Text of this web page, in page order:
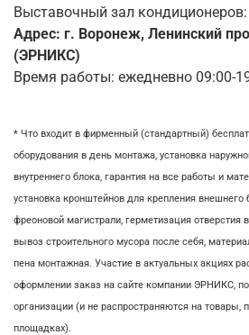
Выставочный зал кондиционеров:
Адрес: г. Воронеж, Ленинский
(ЭРНИКС)
Время работы: ежедневно 09:00-
* Что входит в фирменный (стандартный)
оборудования в день монтажа, установка
внутреннего блока, гарантия на все работы и
установка кронштейнов для крепления внешнего
фреоновой магистрали, герметизация отверстия
вывоз строительного мусора после себя, м
пена монтажная. Участие в актуальных акциях
оформлении заказ на сайте компании ЭРНИКС,
организации (и не распространяются на товары,
площадках).